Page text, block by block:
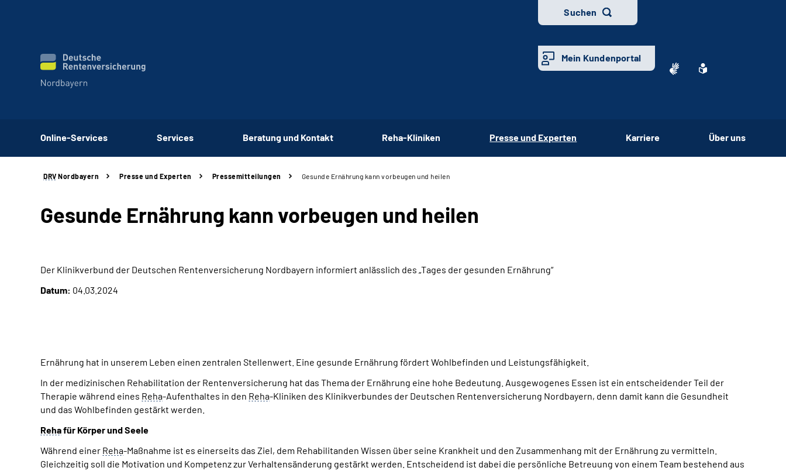
Suchen
Mein Kundenportal
Online-Services Services Beratung und Kontakt Reha-Kliniken Presse und Experten Karriere Über uns
DRV Nordbayern Presse und Experten Pressemitteilungen Gesunde Ernährung kann vorbeugen und heilen
Gesunde Ernährung kann vorbeugen und heilen
Der Klinikverbund der Deutschen Rentenversicherung Nordbayern informiert anlässlich des „Tages der gesunden Ernährung“
Datum: 04.03.2024
Ernährung hat in unserem Leben einen zentralen Stellenwert. Eine gesunde Ernährung fördert Wohlbefinden und Leistungsfähigkeit.
In der medizinischen Rehabilitation der Rentenversicherung hat das Thema der Ernährung eine hohe Bedeutung. Ausgewogenes Essen ist ein entscheidender Teil der
Therapie während eines Reha-Aufenthaltes in den Reha-Kliniken des Klinikverbundes der Deutschen Rentenversicherung Nordbayern, denn damit kann die Gesundheit
und das Wohlbefinden gestärkt werden.
Rehafür Körper und Seele
Während einer Reha-Maßnahme ist es einerseits das Ziel, dem Rehabilitanden Wissen über seine Krankheit und den Zusammenhang mit der Ernährung zu vermitteln.
Gleichzeitig soll die Motivation und Kompetenz zur Verhaltensänderung gestärkt werden. Entscheidend ist dabei die persönliche Betreuung von einem Team bestehend aus